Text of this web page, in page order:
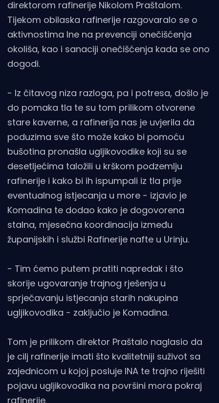
direktorom rafinerije Nikolom Praštalom.
Tijekom obilaska rafinerije razgovaralo se o
aktivnostima Ine na prevenciji onečišćenja
okoliša, kao i sanaciji onečišćenja kada se ono
dogodi.
- Iz čitavog niza razloga, pa i potresa, došlo je
do pomaka tla te su tom prilikom otvorene
stare kaverne, a rafinerija nas je uvjerila da
poduzima sve što može kako bi pomoću
bušotina pronašla ugljikovodike koji su se
desetljećima taložili u krškom podzemlju
rafinerije i kako bi ih ispumpali iz tla prije
eventualnog istjecanja u more - izjavio je
Komadina te dodao kako je dogovorena
stalna, mjesečna koordinacija između
županijskih i službi Rafinerije nafte u Urinju.
- Tim ćemo putem pratiti napredak i što
skorije ugovaranje trajnog rješenja u
sprječavanju istjecanja starih nakupina
ugljikovodika - zaključio je Komadina.
Tom je prilikom direktor Praštalo naglasio da
je cilj rafinerije imati što kvalitetniji suživot sa
zajednicom u kojoj posluje INA te trajno riješiti
pojavu ugljikovodika na površini mora pokraj
rafinerije.